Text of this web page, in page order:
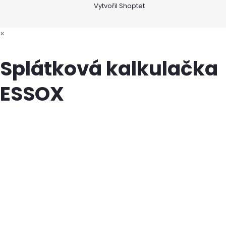
Vytvořil Shoptet
×
Splátková kalkulačka
ESSOX